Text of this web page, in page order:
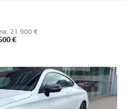
21 900 €
€